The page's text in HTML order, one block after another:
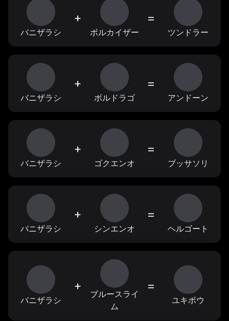
バニザラシ
+
ボルカイザー
=
ツンドラー
バニザラシ
+
ボルドラゴ
=
アンドーン
バニザラシ
+
ゴクエンオ
=
ブッサソリ
バニザラシ
+
シンエンオ
=
ヘルゴート
バニザラシ
+
ブルースライ
ム
=
ユキボウ